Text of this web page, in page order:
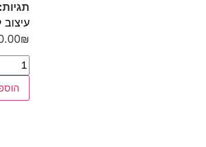
תגיות:
עיצוב
₪